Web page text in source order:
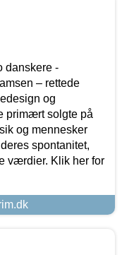
danskere -
– rettede
og
primært solgte på
og mennesker
spontanitet,
værdier. Klik her for